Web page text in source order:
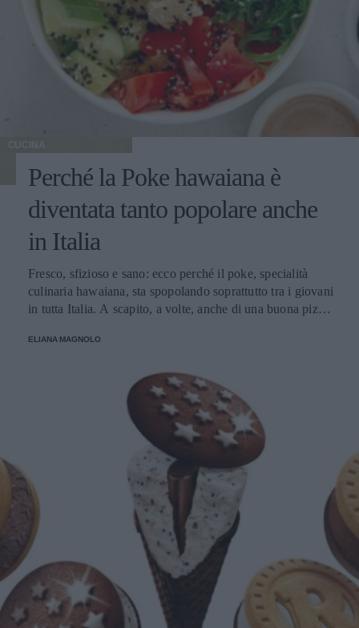
CUCINA
Perché la Poke hawaiana è
diventata tanto popolare anche
in Italia
Fresco, sfizioso e sano: ecco perché il poke, specialità
culinaria hawaiana, sta spopolando soprattutto tra i giovani
in tutta Italia. A scapito, a volte, anche di una buona pizza.
ELIANA MAGNOLO